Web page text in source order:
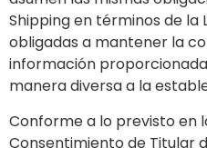
Shipping en términos de la
obligadas a mantener la
información
manera diversa a la
Conforme a lo previsto en
Consentimiento de Titular